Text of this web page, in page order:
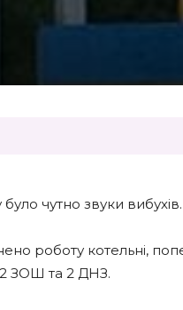
чутно звуки
роботу котельні,
2 ЗОШ та 2 ДНЗ.